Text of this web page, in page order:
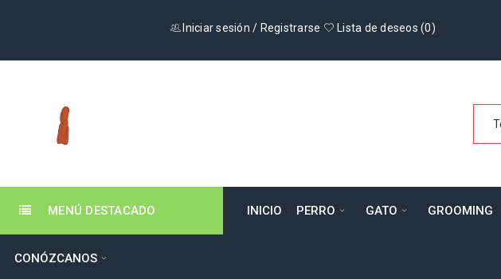
Iniciar sesión / Registrarse Lista de deseos (0)
MENÚ DESTACADO INICIO PERRO GATO GROOMING
CONÓZCANOS